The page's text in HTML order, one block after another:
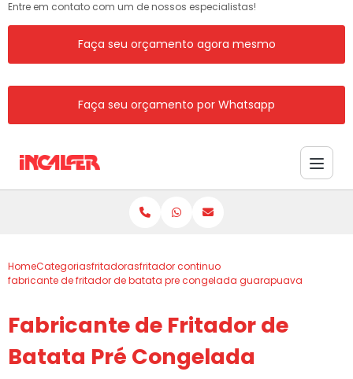
Entre em contato com um de nossos especialistas!
Faça seu orçamento agora mesmo
Faça seu orçamento por Whatsapp
HomeCategoriasfritadorasfritador continuo
fabricante de fritador de batata pre congelada guarapuava
Fabricante de Fritador de
Batata Pré Congelada